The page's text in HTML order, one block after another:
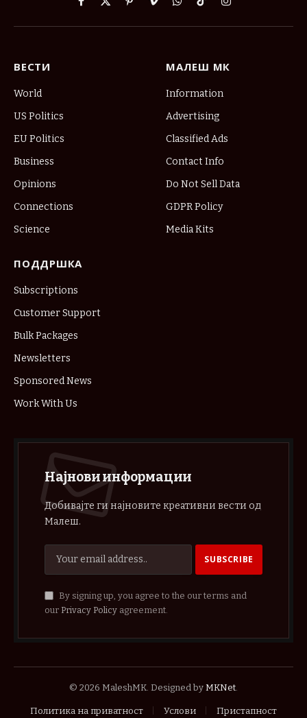
Facebook
X
PinterestVimeoWhatsApp
TikTokInstagram
ВЕСТИ
World
US Politics
EU Politics
Business
Opinions
Connections
Science
МАЛЕШ МК
Information
Advertising
Classified Ads
Contact Info
Do Not Sell Data
GDPR Policy
Media Kits
ПОДДРШКА
Subscriptions
Customer Support
Bulk Packages
Newsletters
Sponsored News
Work With Us
Најнови информации
Добивајте ги најновите креативни вести од
Малеш.
By signing up, you agree to the our terms and
our Privacy Policyagreement.
© 2026 MaleshMK. Designed by MKNet
Политика на приватност Услови Пристапност